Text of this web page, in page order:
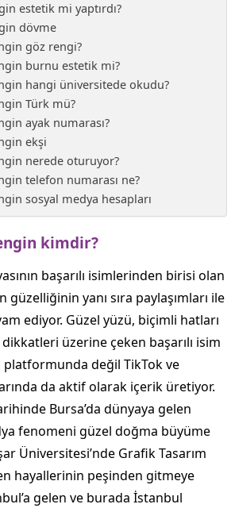
estetik mi yaptırdı?
dövme
göz rengi?
burnu estetik mi?
hangi üniversitede okudu?
Türk mü?
ayak numarası?
ekşi
nerede oturuyor?
telefon numarası ne?
sosyal medya hesapları
kimdir?
başarılı isimlerinden birisi olan
güzelliğinin yanı sıra paylaşımları ile
ediyor. Güzel yüzü, biçimli hatları
üzerine çeken başarılı isim
platformunda değil TikTok ve
da aktif olarak içerik üretiyor.
Bursa’da dünyaya gelen
fenomeni güzel doğma büyüme
Üniversitesi’nde Grafik Tasarım
hayallerinin peşinden gitmeye
gelen ve burada İstanbul